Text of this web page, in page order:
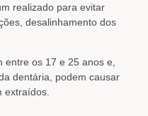
realizado para evitar
desalinhamento dos
os 17 e 25 anos e,
dentária, podem causar
extraídos.